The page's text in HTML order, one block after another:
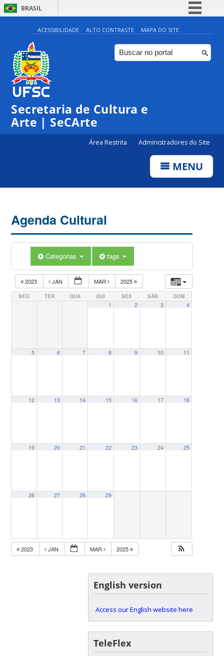
BRASIL
Simplifique!
Comunica BR
Participe
ACESSIBILIDADE ALTO CONTRASTE MAPA DO SITE
Secretaria de Cultura e
Arte | SeCArte
Área Restrita Administradores do Site
MENU
Agenda Cultural
Categorias tags
2023 JAN MAR 2025
SEG TER QUA QUI SEX SÁB DOM
1 2 3 4
5 6 7 8 9 10 11
12 13 14 15 16 17 18
19 20 21 22 23 24 25
26 27 28 29
2023 JAN MAR 2025
English version
Access our English website here
TeleFlex